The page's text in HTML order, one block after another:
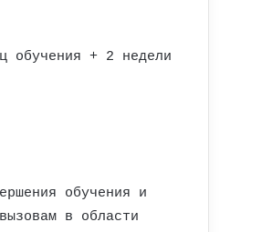
обучения + 2 недели
обучения и
в области